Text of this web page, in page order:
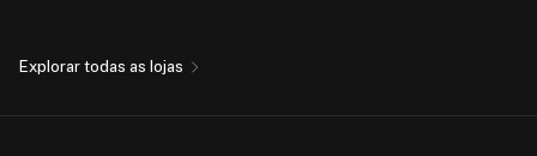
Explorar todas as lojas